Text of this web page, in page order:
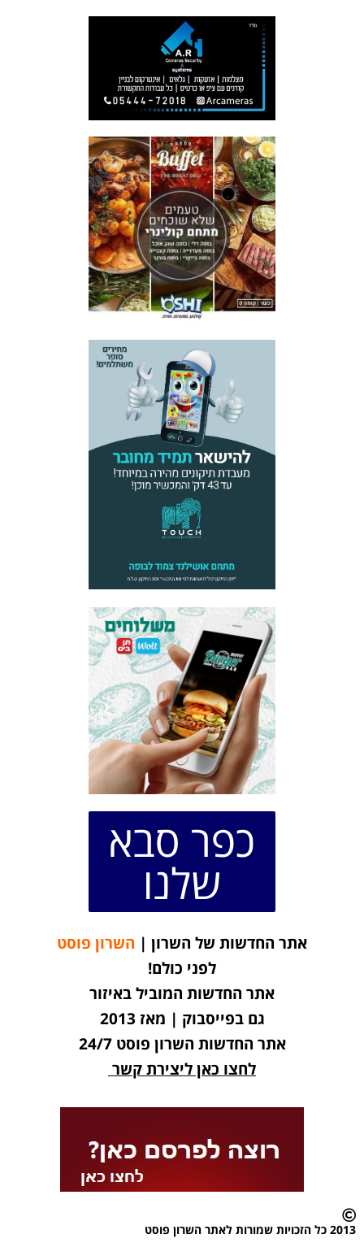
כפר סבא
שלנו
אתר החדשות של השרון | השרון פוסט
לפני כולם!
אתר החדשות המוביל באיזור
גם בפייסבוק | מאז 2013
אתר החדשות השרון פוסט 24/7
לחצו כאן ליצירת קשר
2013 כל הזכויות שמורות לאתר השרון פוסט